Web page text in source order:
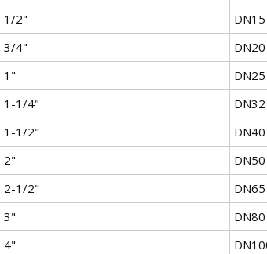
1/2"
DN15
3/4"
DN20
1"
DN25
1-1/4"
DN32
1-1/2"
DN40
2"
DN50
2-1/2"
DN65
3"
DN80
4"